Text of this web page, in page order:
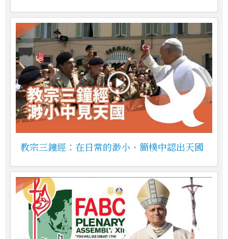
教宗三鐘經：在日常的渺小、簡樸中認出天國